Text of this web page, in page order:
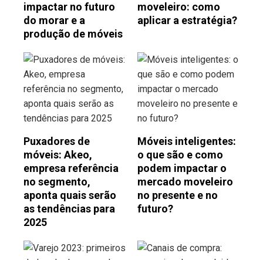
impactar no futuro
do morar e a
produção de móveis
moveleiro: como
aplicar a estratégia?
Puxadores de
móveis: Akeo,
empresa referência
no segmento,
aponta quais serão
as tendências para
2025
Móveis inteligentes:
o que são e como
podem impactar o
mercado moveleiro
no presente e no
futuro?